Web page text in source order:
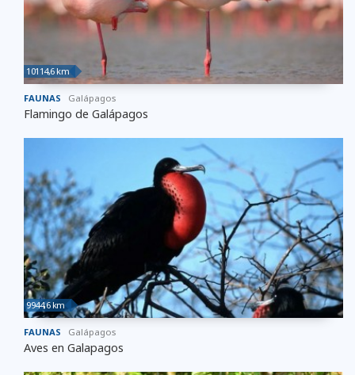
10114,6 km
FAUNAS Galápagos
Flamingo de Galápagos
9944,6 km
FAUNAS Galápagos
Aves en Galapagos